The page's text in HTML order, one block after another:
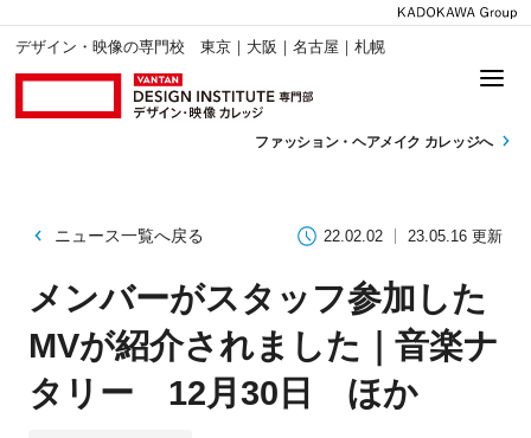
デザイン・映像の専門校 東京｜大阪｜名古屋｜札幌
ファッション・ ヘアメイク カレッジへ
ニュース一覧へ戻る 22.02.02 23.05.16 更新
メンバーがスタッフ参加した
MVが紹介されました｜音楽ナ
タリー 12月30日 ほか